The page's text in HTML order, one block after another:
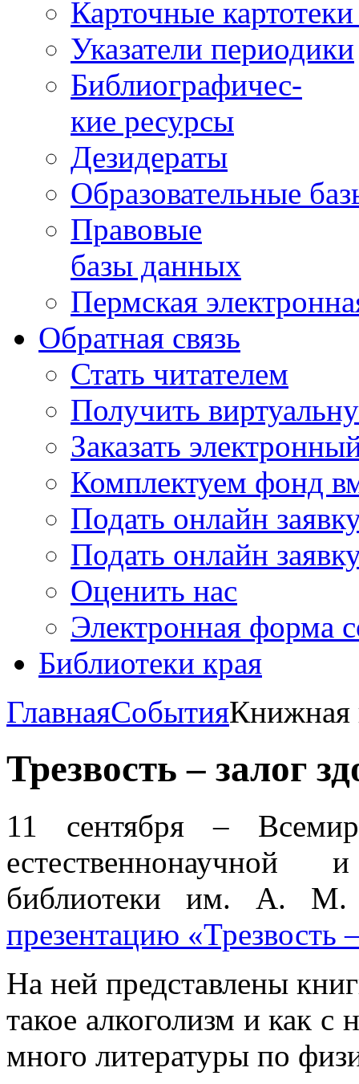
Карточные
Указатели периодики
Библиографичес-
кие ресурсы
Дезидераты
Образовательные
Правовые
базы данных
Пермская
Обратная связь
Стать читателем
Получить
Заказать
Комплектуем фонд
Подать онлайн
Подать онлайн
Оценить нас
Электронная форма
Библиотеки края
ГлавнаяСобытияКнижная
Трезвость – залог
11 сентября –
естественнонаучной
библиотеки им. А. М.
презентацию «Трезвость
На ней представлены
такое алкоголизм и как с
много литературы по